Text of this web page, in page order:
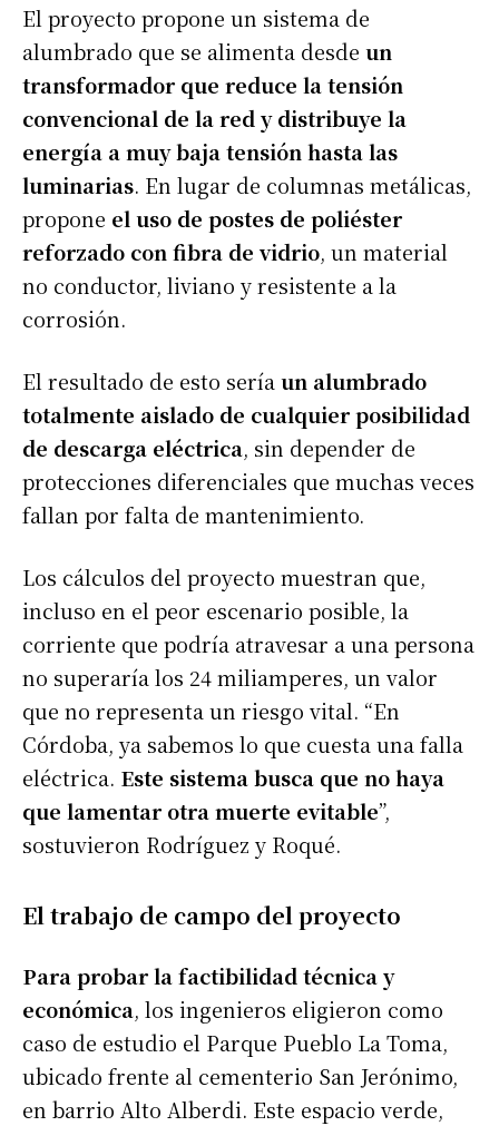
El proyecto propone un sistema de
alumbrado que se alimenta desde un
transformador que reduce la tensión
convencional de la red y distribuye la
energía a muy baja tensión hasta las
luminarias. En lugar de columnas metálicas,
propone el uso de postes de poliéster
reforzado con fibra de vidrio, un material
no conductor, liviano y resistente a la
corrosión.
El resultado de esto sería un alumbrado
totalmente aislado de cualquier posibilidad
de descarga eléctrica, sin depender de
protecciones diferenciales que muchas veces
fallan por falta de mantenimiento.
Los cálculos del proyecto muestran que,
incluso en el peor escenario posible, la
corriente que podría atravesar a una persona
no superaría los 24 miliamperes, un valor
que no representa un riesgo vital. “En
Córdoba, ya sabemos lo que cuesta una falla
eléctrica. Este sistema busca que no haya
que lamentar otra muerte evitable”,
sostuvieron Rodríguez y Roqué.
El trabajo de campo del proyecto
Para probar la factibilidad técnica y
económica, los ingenieros eligieron como
caso de estudio el Parque Pueblo La Toma,
ubicado frente al cementerio San Jerónimo,
en barrio Alto Alberdi. Este espacio verde,